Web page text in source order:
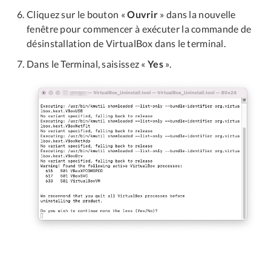
Cliquez sur le bouton «Ouvrir » dans la nouvelle
fenêtre pour commencer à exécuter la commande de
désinstallation de VirtualBox dans le terminal.
Dans le Terminal, saisissez « Yes».